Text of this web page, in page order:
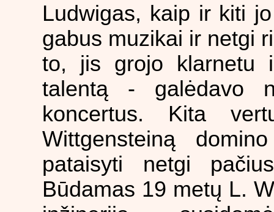
Ludwigas, kaip ir kiti
gabus muzikai ir netgi
to, jis grojo klarnetu
talentą - galėdavo
koncertus. Kita
Wittgensteiną
pataisyti netgi
Būdamas 19 metų L.